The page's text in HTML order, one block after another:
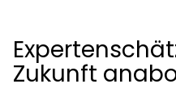
Zukunft